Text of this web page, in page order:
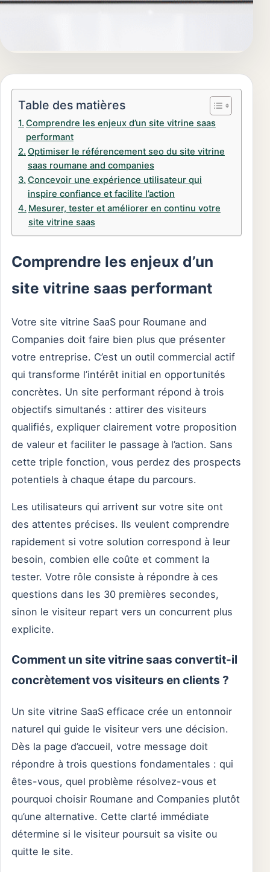
Table des matières
Comprendre les enjeux d’un site vitrine saas
performant
Optimiser le référencement seo du site vitrine
saas roumane and companies
Concevoir une expérience utilisateur qui
inspire confiance et facilite l’action
Mesurer, tester et améliorer en continu votre
site vitrine saas
Comprendre les enjeux d’un
site vitrine saas performant
Votre site vitrine SaaS pour Roumane and
Companies doit faire bien plus que présenter
votre entreprise. C’est un outil commercial actif
qui transforme l’intérêt initial en opportunités
concrètes. Un site performant répond à trois
objectifs simultanés : attirer des visiteurs
qualifiés, expliquer clairement votre proposition
de valeur et faciliter le passage à l’action. Sans
cette triple fonction, vous perdez des prospects
potentiels à chaque étape du parcours.
Les utilisateurs qui arrivent sur votre site ont
des attentes précises. Ils veulent comprendre
rapidement si votre solution correspond à leur
besoin, combien elle coûte et comment la
tester. Votre rôle consiste à répondre à ces
questions dans les 30 premières secondes,
sinon le visiteur repart vers un concurrent plus
explicite.
Comment un site vitrine saas convertit-il
concrètement vos visiteurs en clients ?
Un site vitrine SaaS efficace crée un entonnoir
naturel qui guide le visiteur vers une décision.
Dès la page d’accueil, votre message doit
répondre à trois questions fondamentales : qui
êtes-vous, quel problème résolvez-vous et
pourquoi choisir Roumane and Companies plutôt
qu’une alternative. Cette clarté immédiate
détermine si le visiteur poursuit sa visite ou
quitte le site.